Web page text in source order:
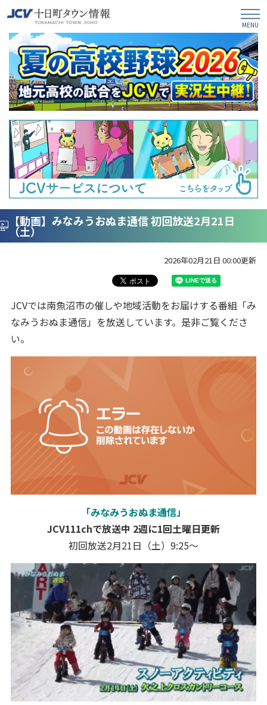
【動画】みなみうおぬま通信 初回放送2月21日
（土）
2026年02月21日 00:00更新
JCVでは南魚沼市の催しや地域活動をお届けする番組「み
なみうおぬま通信」を放送しています。是非ご覧くださ
い。
「みなみうおぬま通信」
JCV111chで放送中 2週に1回土曜日更新
初回放送2月21日（土）9:25～